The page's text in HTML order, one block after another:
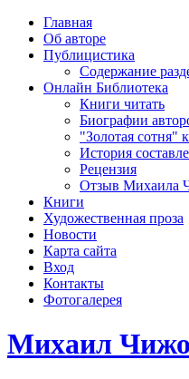
Главная
Об авторе
Публицистика
Содержание
Онлайн Библиотека
Книги читать
Биографии
"Золотая сотня"
История
Рецензия
Отзыв Михаила
Книги
Художественная проза
Новости
Карта сайта
Вход
Контакты
Фотогалерея
Михаил